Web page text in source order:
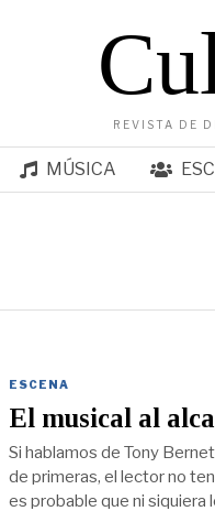
REVISTA DE
MÚSICA
ESCENA
El musical al
Si hablamos de Tony
de primeras, el lector no
es probable que ni siquiera